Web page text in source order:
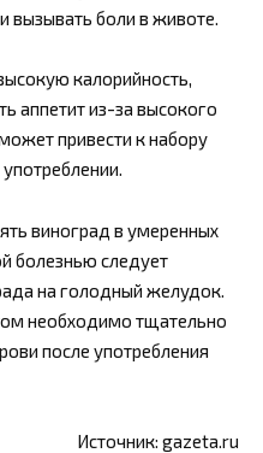
вызывать боли в животе.
калорийность,
аппетит из-за высокого
привести к набору
виноград в умеренных
болезнью следует
на голодный желудок.
необходимо тщательно
после употребления
Источник: gazeta.ru